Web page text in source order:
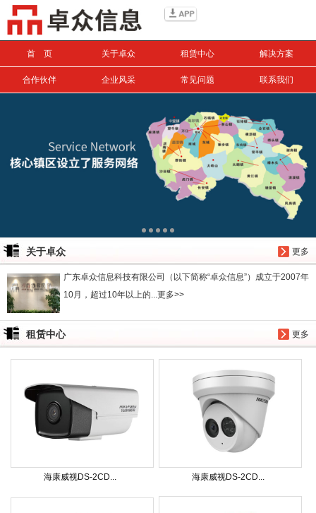
首 页 关于卓众 租赁中心 解决方案
合作伙伴 企业风采 常见问题 联系我们
更多
关于卓众
广东卓众信息科技有限公司（以下简称“卓众信息”）成立于2007年
10月，超过10年以上的...更多>>
更多
租赁中心
海康威视DS-2CD... 海康威视DS-2CD...
搜索